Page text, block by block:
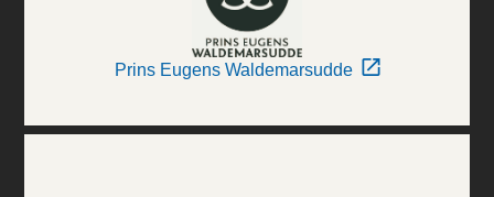
Prins Eugens Waldemarsudde